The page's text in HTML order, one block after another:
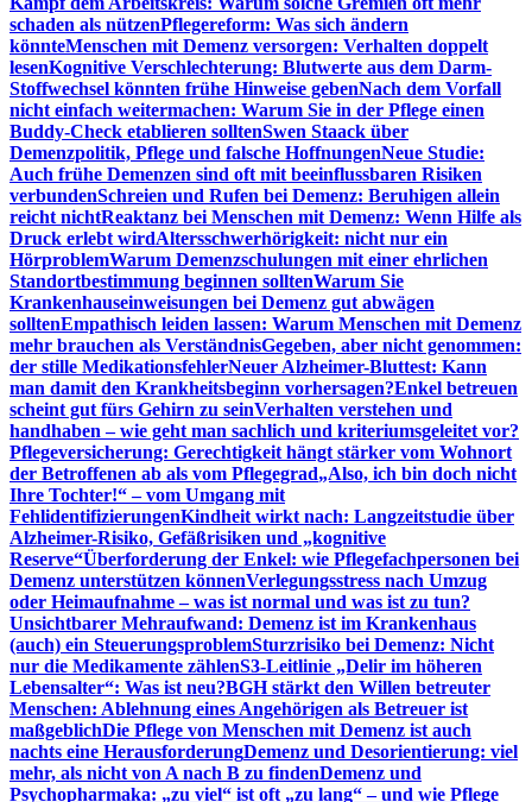
schaden als nützenPflegereform: Was sich ändern
könnteMenschen mit Demenz versorgen: Verhalten doppelt
lesenKognitive Verschlechterung: Blutwerte aus dem Darm-
Stoffwechsel könnten frühe Hinweise gebenNach dem Vorfall
nicht einfach weitermachen: Warum Sie in der Pflege einen
Buddy-Check etablieren solltenSwen Staack über
Demenzpolitik, Pflege und falsche HoffnungenNeue Studie:
Auch frühe Demenzen sind oft mit beeinflussbaren Risiken
verbundenSchreien und Rufen bei Demenz: Beruhigen allein
reicht nichtReaktanz bei Menschen mit Demenz: Wenn Hilfe als
Druck erlebt wirdAltersschwerhörigkeit: nicht nur ein
HörproblemWarum Demenzschulungen mit einer ehrlichen
Standortbestimmung beginnen solltenWarum Sie
Krankenhauseinweisungen bei Demenz gut abwägen
solltenEmpathisch leiden lassen: Warum Menschen mit Demenz
mehr brauchen als VerständnisGegeben, aber nicht genommen:
der stille MedikationsfehlerNeuer Alzheimer-Bluttest: Kann
man damit den Krankheitsbeginn vorhersagen?Enkel betreuen
scheint gut fürs Gehirn zu seinVerhalten verstehen und
handhaben – wie geht man sachlich und kriteriumsgeleitet vor?
Pflegeversicherung: Gerechtigkeit hängt stärker vom Wohnort
der Betroffenen ab als vom Pflegegrad„Also, ich bin doch nicht
Ihre Tochter!“ – vom Umgang mit
FehlidentifizierungenKindheit wirkt nach: Langzeitstudie über
Alzheimer-Risiko, Gefäßrisiken und „kognitive
Reserve“Überforderung der Enkel: wie Pflegefachpersonen bei
Demenz unterstützen könnenVerlegungsstress nach Umzug
oder Heimaufnahme – was ist normal und was ist zu tun?
Unsichtbarer Mehraufwand: Demenz ist im Krankenhaus
(auch) ein SteuerungsproblemSturzrisiko bei Demenz: Nicht
nur die Medikamente zählenS3-Leitlinie „Delir im höheren
Lebensalter“: Was ist neu?BGH stärkt den Willen betreuter
Menschen: Ablehnung eines Angehörigen als Betreuer ist
maßgeblichDie Pflege von Menschen mit Demenz ist auch
nachts eine HerausforderungDemenz und Desorientierung: viel
mehr, als nicht von A nach B zu findenDemenz und
Psychopharmaka: „zu viel“ ist oft „zu lang“ – und wie Pflege